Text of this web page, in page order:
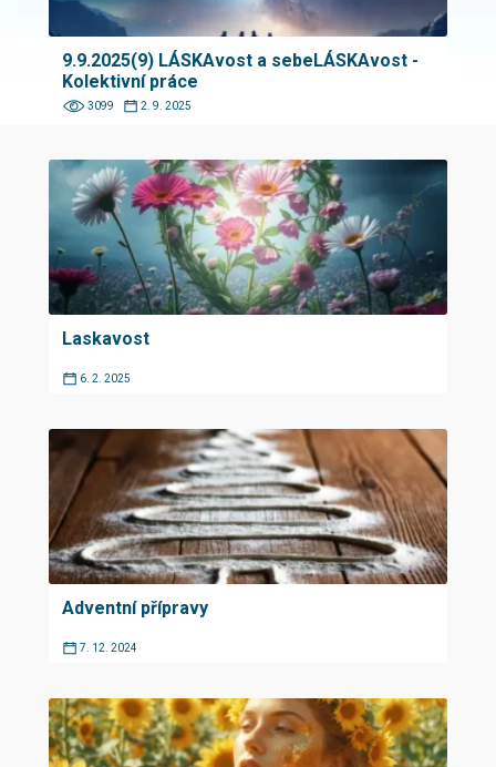
9.9.2025(9) LÁSKAvost a sebeLÁSKAvost -
Kolektivní práce
3099 2. 9. 2025
Laskavost
6. 2. 2025
Adventní přípravy
7. 12. 2024